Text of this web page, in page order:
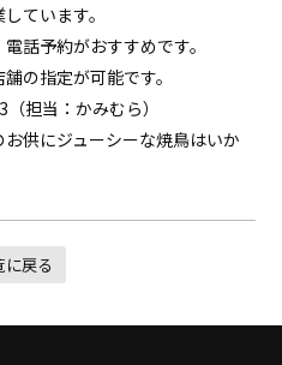
ています。
話予約がおすすめです。
の指定が可能です。
担当：かみむら）
供にジューシーな焼鳥はいか
に戻る